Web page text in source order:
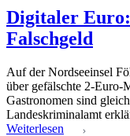
Digitaler
Falschgeld
Auf der Nordseeinsel
über gefälschte 2-Euro-
Gastronomen sind
Landeskriminalamt
Weiterlesen